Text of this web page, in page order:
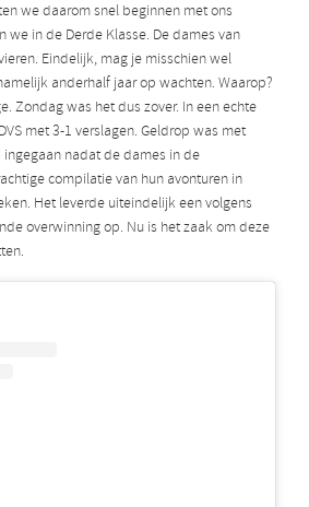
we daarom snel beginnen met ons
we in de Derde Klasse. De dames van
Eindelijk, mag je misschien wel
anderhalf jaar op wachten. Waarop?
Zondag was het dus zover. In een echte
met 3-1 verslagen. Geldrop was met
nadat de dames in de
compilatie van hun avonturen in
Het leverde uiteindelijk een volgens
overwinning op. Nu is het zaak om deze